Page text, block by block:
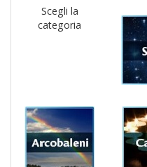
Scegli la
categoria